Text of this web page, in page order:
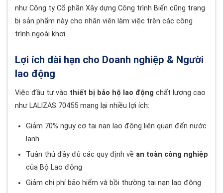
như Công ty Cổ phần Xây dựng Công trình Biển cũng trang
bị sản phẩm này cho nhân viên làm việc trên các công
trình ngoài khơi.
Lợi ích dài hạn cho Doanh nghiệp & Người
lao động
Việc đầu tư vào thiết bị bảo hộ lao động chất lượng cao
như LALIZAS 70455 mang lại nhiều lợi ích:
Giảm 70% nguy cơ tai nạn lao động liên quan đến nước
lạnh
Tuân thủ đầy đủ các quy định về an toàn công nghiệp
của Bộ Lao động
Giảm chi phí bảo hiểm và bồi thường tai nạn lao động